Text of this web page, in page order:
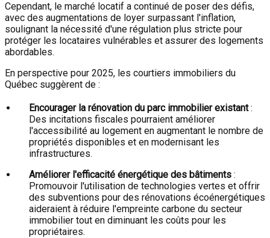
Cependant, le marché locatif a continué de poser des défis,
avec des augmentations de loyer surpassant l'inflation,
soulignant la nécessité d'une régulation plus stricte pour
protéger les locataires vulnérables et assurer des logements
abordables.
En perspective pour 2025, les courtiers immobiliers du
Québec suggèrent de :
Encourager la rénovation du parc immobilier existant:
Des incitations fiscales pourraient améliorer
l'accessibilité au logement en augmentant le nombre de
propriétés disponibles et en modernisant les
infrastructures.
Améliorer l'efficacité énergétique des bâtiments :
Promouvoir l'utilisation de technologies vertes et offrir
des subventions pour des rénovations écoénergétiques
aideraient à réduire l'empreinte carbone du secteur
immobilier tout en diminuant les coûts pour les
propriétaires.